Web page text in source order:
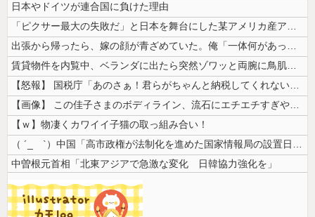
日本やドイツが連合国に負けた理由
「ピクサー最大の失敗だ」と日本を舞台にした某アメリカ産アニメが話題に、...
出張から帰ったら、嫁の顔が青ざめていた。俺「一体何があったんだ？」嫁「...
賃貸物件を内覧中、ベランダに出たら突然ゾワッと両腕に鳥肌が出た。「やっ...
【怒報】 国税庁「あのさぁ！君らがちゃんと納税してくれないとこうなっち...
【画像】 この佳子さまのボディライン、流石にエチエチすぎやろ！
【ｗ】物凄くカワイイ子猫の取っ組み合い！
（ ´_ゝ`）中国「高市政権が法制化を進めた国家情報局の設置日が7月3...
中曽根元首相「北東アジアで急激な変化 日韓協力強化を」